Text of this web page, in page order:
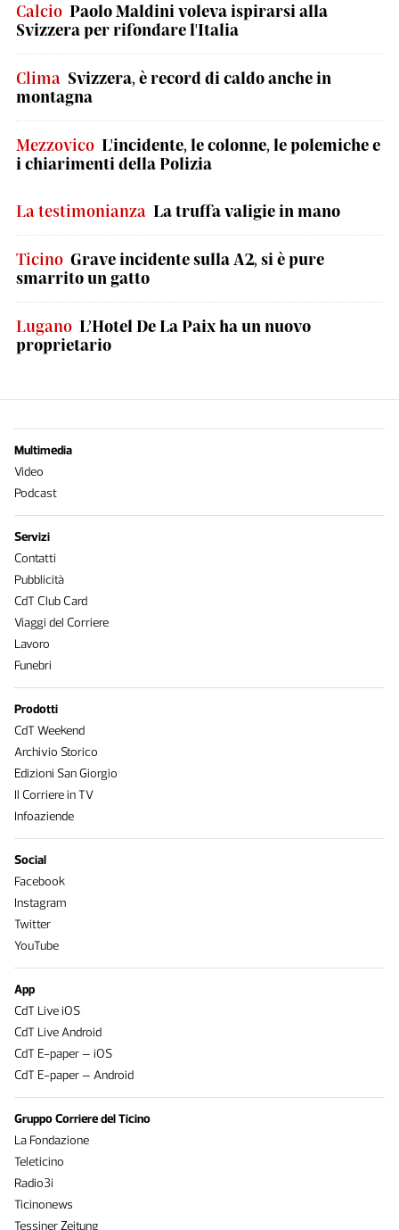
Calcio Paolo Maldini voleva ispirarsi alla
Svizzera per rifondare l'Italia
Clima Svizzera, è record di caldo anche in
montagna
Mezzovico L'incidente, le colonne, le polemiche e
i chiarimenti della Polizia
La testimonianza La truffa valigie in mano
Ticino Grave incidente sulla A2, si è pure
smarrito un gatto
Lugano L’Hotel De La Paix ha un nuovo
proprietario
Multimedia
Video
Podcast
Servizi
Contatti
Pubblicità
CdT Club Card
Viaggi del Corriere
Lavoro
Funebri
Prodotti
CdT Weekend
Archivio Storico
Edizioni San Giorgio
Il Corriere in TV
Infoaziende
Social
Facebook
Instagram
Twitter
YouTube
App
CdT Live iOS
CdT Live Android
CdT E-paper – iOS
CdT E-paper – Android
Gruppo Corriere del Ticino
La Fondazione
Teleticino
Radio3i
Ticinonews
Tessiner Zeitung